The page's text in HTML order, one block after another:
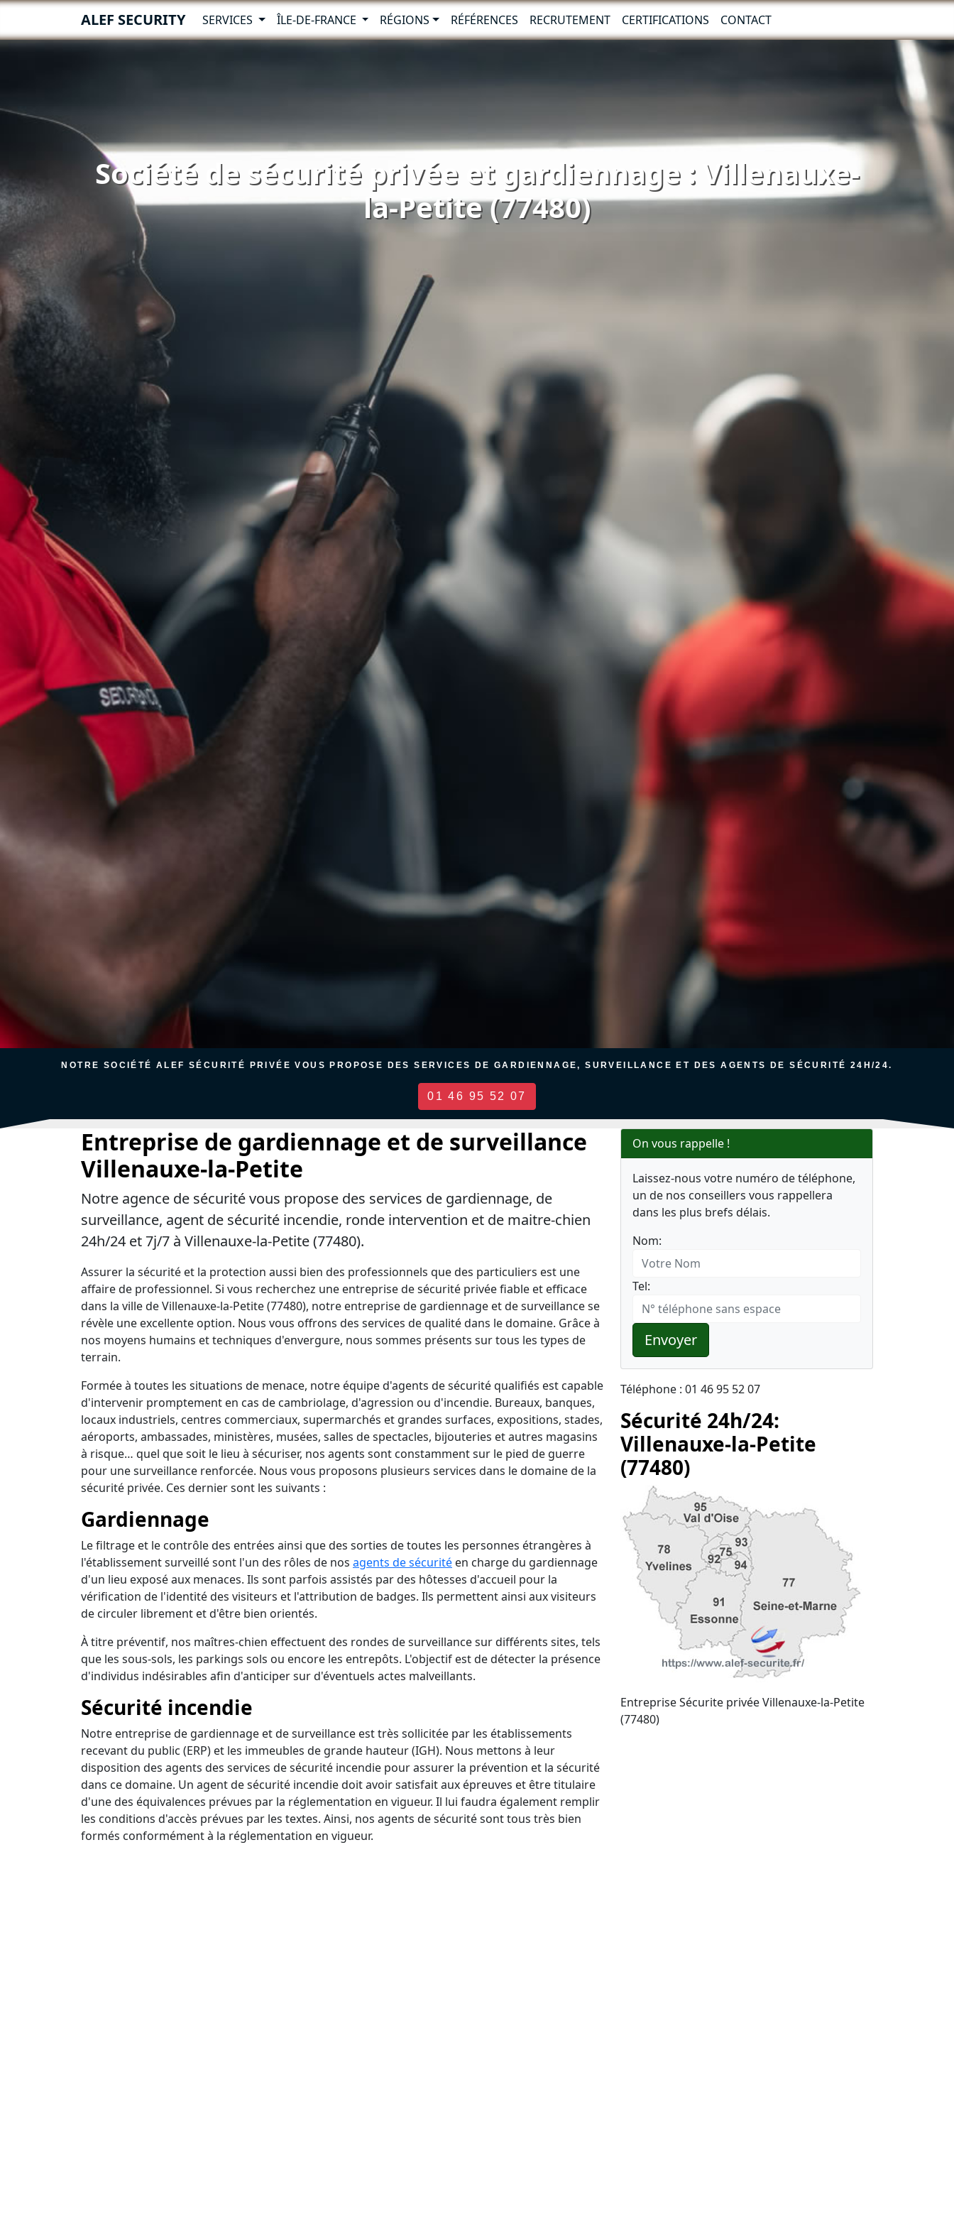
ALEF SECURITY SERVICES ÎLE-DE-FRANCE RÉGIONS RÉFÉRENCES RECRUTEMENT CERTIFICATIONS CONTACT
Société de sécurité privée et gardiennage : Villenauxe-
la-Petite (77480)
NOTRE SOCIÉTÉ ALEF SÉCURITÉ PRIVÉE VOUS PROPOSE DES SERVICES DE GARDIENNAGE, SURVEILLANCE ET DES AGENTS DE SÉCURITÉ 24H/24.
01 46 95 52 07
Entreprise de gardiennage et de surveillance
Villenauxe-la-Petite
Notre agence de sécurité vous propose des services de gardiennage, de
surveillance, agent de sécurité incendie, ronde intervention et de maitre-chien
24h/24 et 7j/7 à Villenauxe-la-Petite (77480).
Assurer la sécurité et la protection aussi bien des professionnels que des particuliers est une
affaire de professionnel. Si vous recherchez une entreprise de sécurité privée fiable et efficace
dans la ville de Villenauxe-la-Petite (77480), notre entreprise de gardiennage et de surveillance se
révèle une excellente option. Nous vous offrons des services de qualité dans le domaine. Grâce à
nos moyens humains et techniques d'envergure, nous sommes présents sur tous les types de
terrain.
Formée à toutes les situations de menace, notre équipe d'agents de sécurité qualifiés est capable
d'intervenir promptement en cas de cambriolage, d'agression ou d'incendie. Bureaux, banques,
locaux industriels, centres commerciaux, supermarchés et grandes surfaces, expositions, stades,
aéroports, ambassades, ministères, musées, salles de spectacles, bijouteries et autres magasins
à risque… quel que soit le lieu à sécuriser, nos agents sont constamment sur le pied de guerre
pour une surveillance renforcée. Nous vous proposons plusieurs services dans le domaine de la
sécurité privée. Ces dernier sont les suivants :
Gardiennage
Le filtrage et le contrôle des entrées ainsi que des sorties de toutes les personnes étrangères à
l'établissement surveillé sont l'un des rôles de nos agents de sécurité en charge du gardiennage
d'un lieu exposé aux menaces. Ils sont parfois assistés par des hôtesses d'accueil pour la
vérification de l'identité des visiteurs et l'attribution de badges. Ils permettent ainsi aux visiteurs
de circuler librement et d'être bien orientés.
À titre préventif, nos maîtres-chien effectuent des rondes de surveillance sur différents sites, tels
que les sous-sols, les parkings sols ou encore les entrepôts. L'objectif est de détecter la présence
d'individus indésirables afin d'anticiper sur d'éventuels actes malveillants.
Sécurité incendie
Notre entreprise de gardiennage et de surveillance est très sollicitée par les établissements
recevant du public (ERP) et les immeubles de grande hauteur (IGH). Nous mettons à leur
disposition des agents des services de sécurité incendie pour assurer la prévention et la sécurité
dans ce domaine. Un agent de sécurité incendie doit avoir satisfait aux épreuves et être titulaire
d'une des équivalences prévues par la réglementation en vigueur. Il lui faudra également remplir
les conditions d'accès prévues par les textes. Ainsi, nos agents de sécurité sont tous très bien
formés conformément à la réglementation en vigueur.
On vous rappelle !
Laissez-nous votre numéro de téléphone,
un de nos conseillers vous rappellera
dans les plus brefs délais.
Nom:
Tel:
Envoyer
Téléphone : 01 46 95 52 07
Sécurité 24h/24:
Villenauxe-la-Petite
(77480)
Entreprise Sécurite privée Villenauxe-la-Petite
(77480)